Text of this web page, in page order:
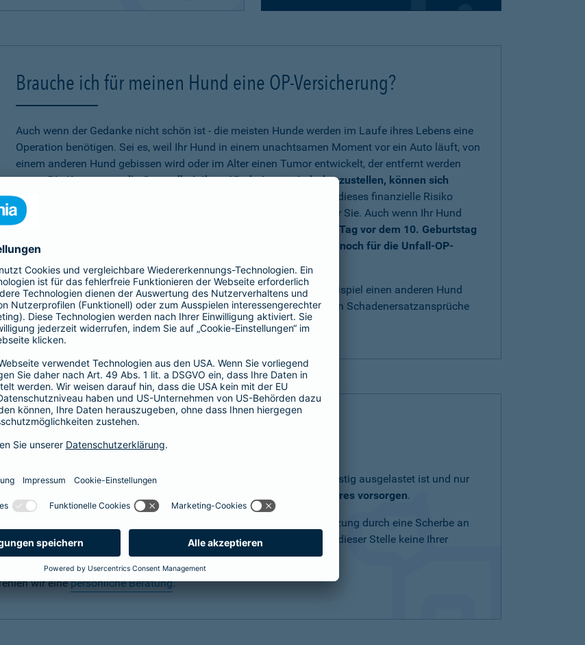
Brauche ich für meinen Hund eine OP-Versicherung?
Auch wenn der Gedanke nicht schön ist - die meisten Hunde werden im Laufe ihres Lebens eine
Operation benötigen. Sei es, weil Ihr Hund in einem unachtsamen Moment vor ein Auto läuft, von
einem anderen Hund gebissen wird oder im Alter einen Tumor entwickelt, der entfernt werden
muss.Die Kosten, um die Gesundheit Ihres Vierbeiners wiederherzustellen, können sich
schnell auf mehrere tausend Euro belaufen
. Wenn Sie sich gegen dieses finanzielle Risiko
absichern möchten, ist die Operationsversicherung genau richtig für Sie. Auch wenn Ihr Hund
schon älter ist,
bei der Barmenia können Sie Ihren Hund bis einen Tag vor dem 10. Geburtstag
versichern. Über den 10. Geburtstag hinaus können Sie sich aber noch für die Unfall-OP-
Übrigens:Wenn Ihr Hund selbst einen Schaden verursacht, zum Beispiel einen anderen Hund
beißt, sind Sie mit derHundehaftpflichtder Barmenia bestens gegen Schadenersatzansprüche
Dritter geschützt.
abschließen
auch. Sie sorgen täglich dafür, dass Ihre Fellnase körperlich und geistig ausgelastet ist und nur
Ernstfall mit einer
für die Gesundheit Ihres Tieres vorsorgen.
oder unterwegs. Schon eine scheinbar harmlose Schnittverletzung durch eine Scherbe an
Narkose operiert werden muss. Damit Ihre finanziellen Mittel an dieser Stelle keine Ihrer
Hunde-OP-Versicherung.
wir einepersönliche Beratung.